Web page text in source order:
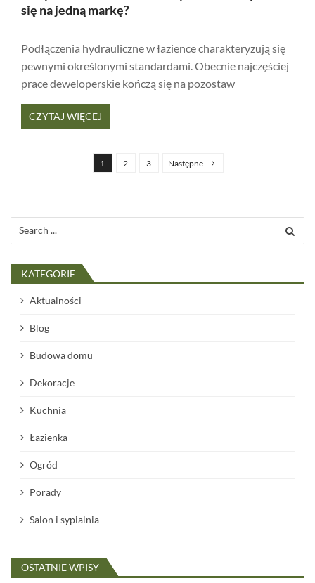
się na jedną markę?
Podłączenia hydrauliczne w łazience charakteryzują się
pewnymi określonymi standardami. Obecnie najczęściej
prace deweloperskie kończą się na pozostaw
CZYTAJ WIĘCEJ
n
i
c
o
w
a
i
e
w
i
s
1 2 3 Następne
for:
KATEGORIE
Aktualności
Blog
Budowa domu
Dekoracje
Kuchnia
Łazienka
Ogród
Porady
Salon i sypialnia
OSTATNIE WPISY